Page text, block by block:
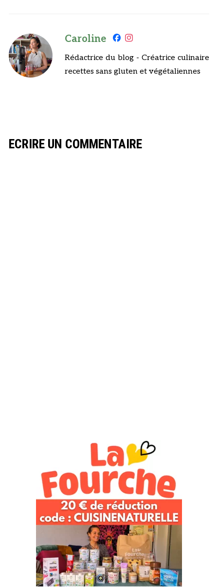
Caroline
Rédactrice du blog - Créatrice culinaire
recettes sans gluten et végétaliennes
ECRIRE UN COMMENTAIRE